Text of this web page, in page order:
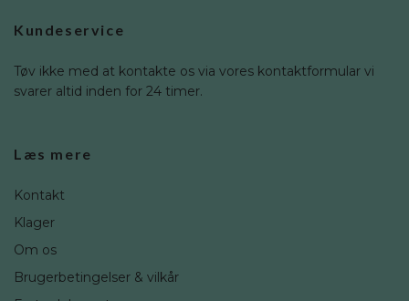
Kundeservice
Tøv ikke med at kontakte os via vores kontaktformular vi
svarer altid inden for 24 timer.
Læs mere
Kontakt
Klager
Om os
Brugerbetingelser & vilkår